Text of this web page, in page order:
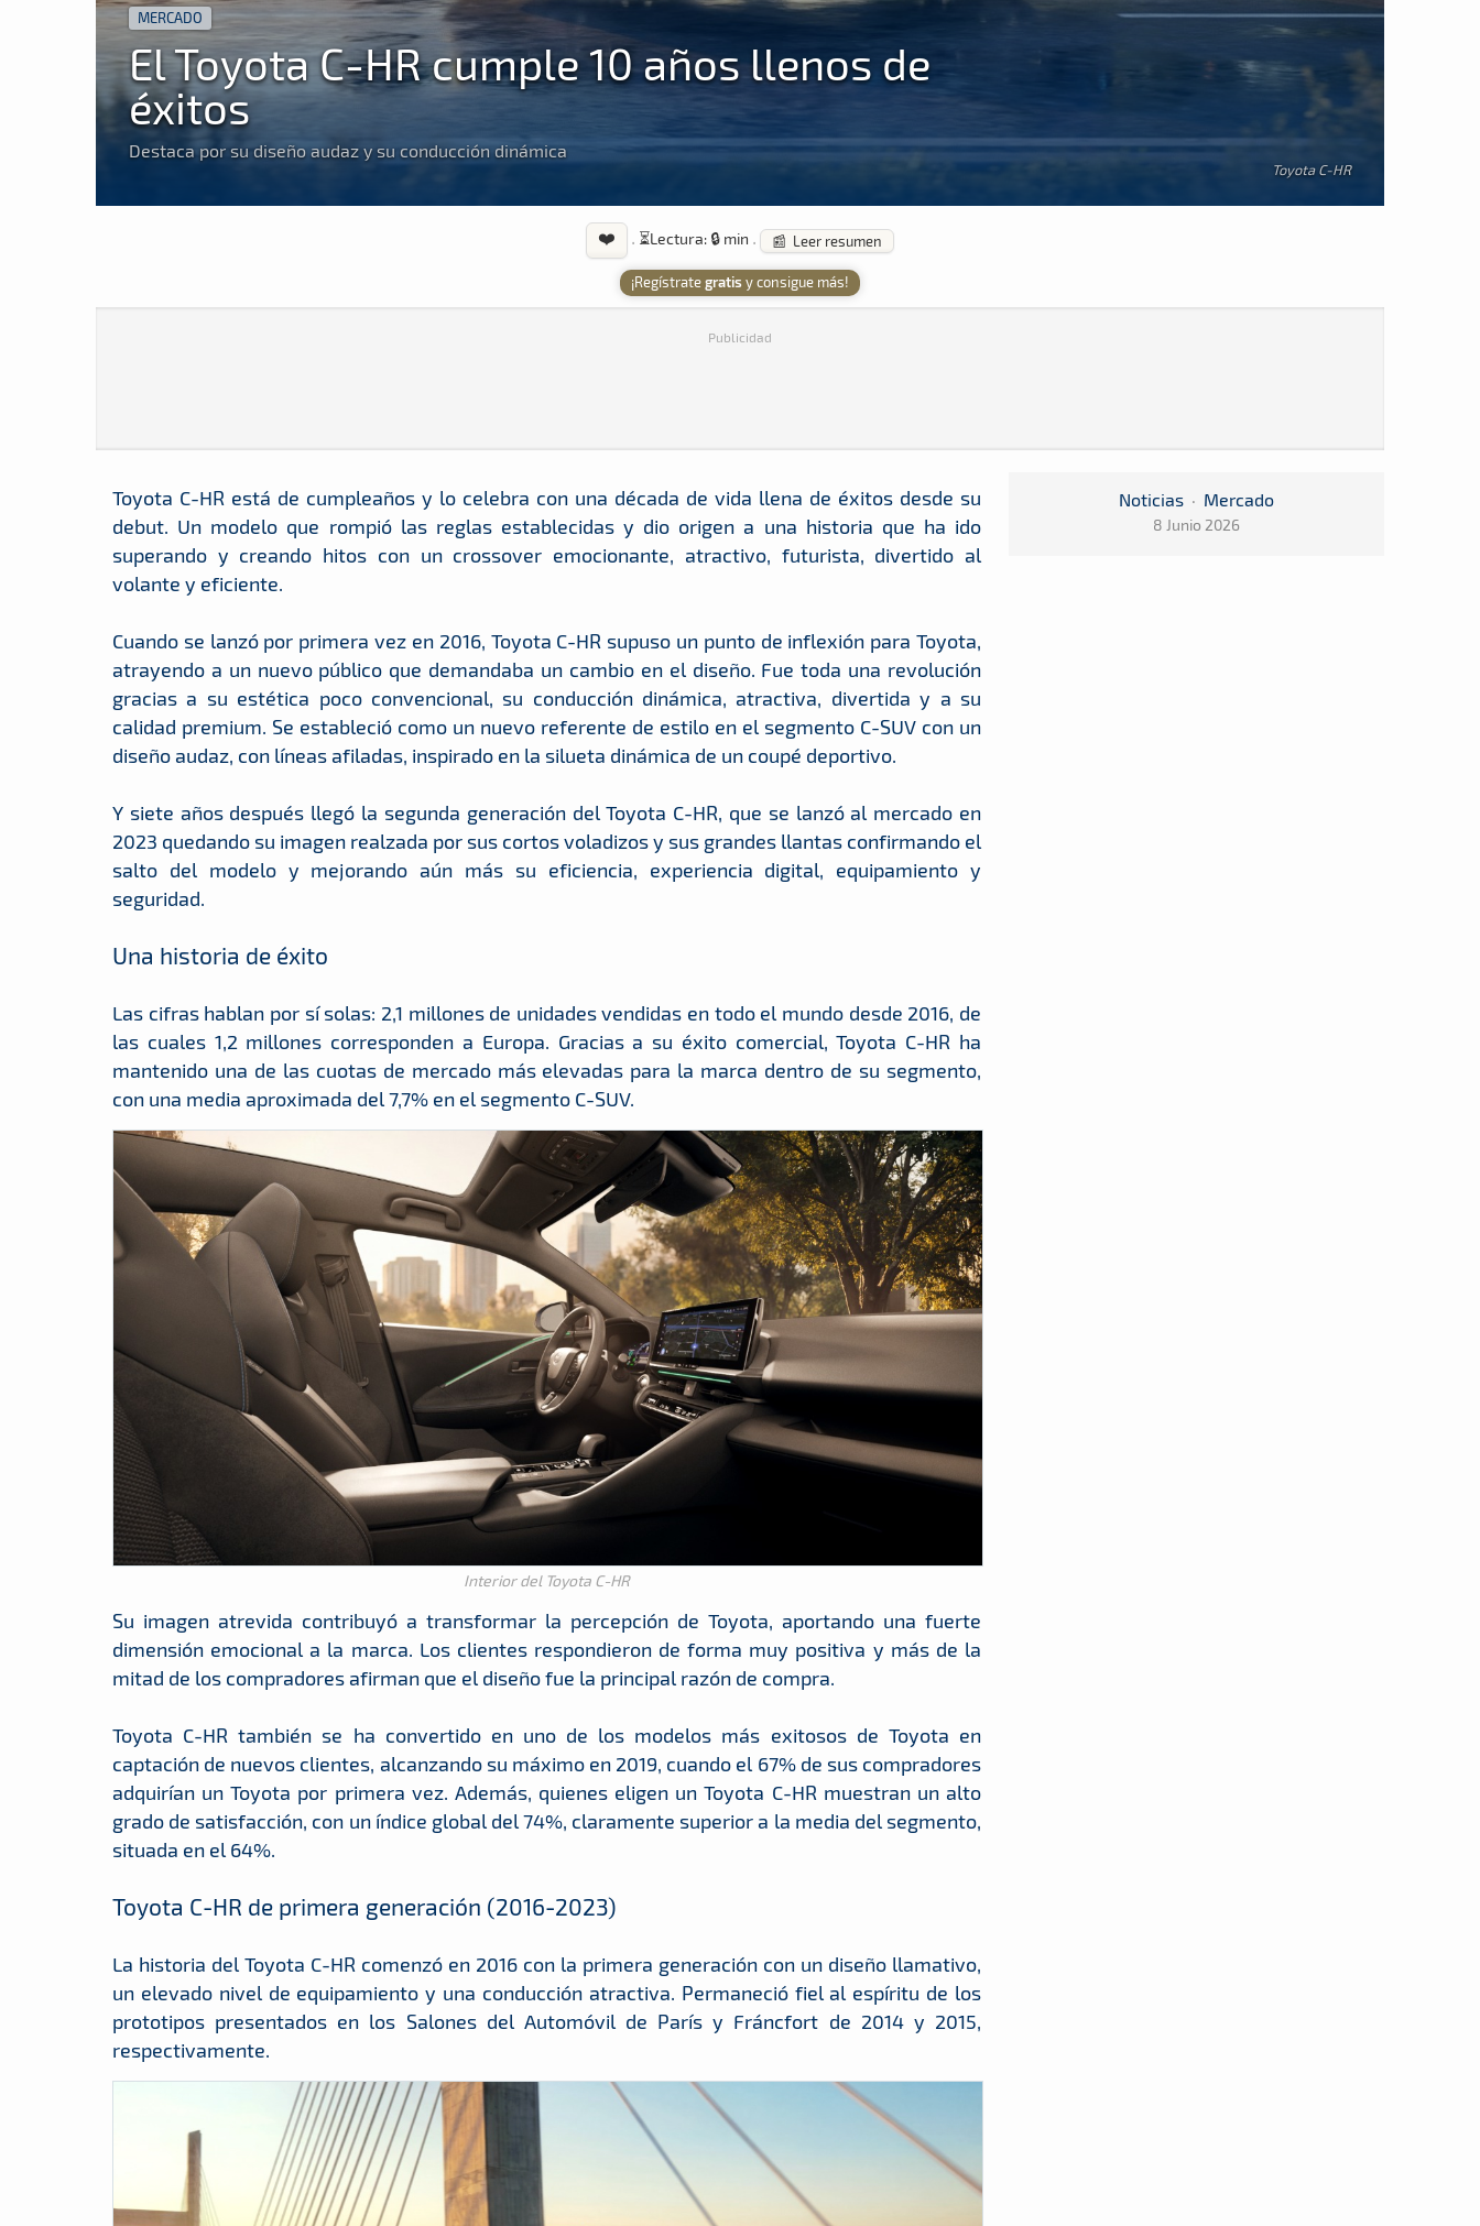
MERCADO
El Toyota C-HR cumple 10 años llenos de
éxitos
Destaca por su diseño audaz y su conducción dinámica
Toyota C-HR
❤️ · ⏳Lectura: 🔒 min · 📰 Leer resumen
¡Regístrategratis y consigue más!
Publicidad
Noticias · Mercado
8 Junio 2026
Toyota C-HR está de cumpleaños y lo celebra con una década de vida llena de éxitos desde su
debut. Un modelo que rompió las reglas establecidas y dio origen a una historia que ha ido
superando y creando hitos con un crossover emocionante, atractivo, futurista, divertido al
volante y eficiente.
Cuando se lanzó por primera vez en 2016, Toyota C-HR supuso un punto de inflexión para Toyota,
atrayendo a un nuevo público que demandaba un cambio en el diseño. Fue toda una revolución
gracias a su estética poco convencional, su conducción dinámica, atractiva, divertida y a su
calidad premium. Se estableció como un nuevo referente de estilo en el segmento C-SUV con un
diseño audaz, con líneas afiladas, inspirado en la silueta dinámica de un coupé deportivo.
Y siete años después llegó la segunda generación del Toyota C-HR, que se lanzó al mercado en
2023 quedando su imagen realzada por sus cortos voladizos y sus grandes llantas confirmando el
salto del modelo y mejorando aún más su eficiencia, experiencia digital, equipamiento y
seguridad.
Una historia de éxito
Las cifras hablan por sí solas: 2,1 millones de unidades vendidas en todo el mundo desde 2016, de
las cuales 1,2 millones corresponden a Europa. Gracias a su éxito comercial, Toyota C-HR ha
mantenido una de las cuotas de mercado más elevadas para la marca dentro de su segmento,
con una media aproximada del 7,7% en el segmento C-SUV.
Interior del Toyota C-HR
Su imagen atrevida contribuyó a transformar la percepción de Toyota, aportando una fuerte
dimensión emocional a la marca. Los clientes respondieron de forma muy positiva y más de la
mitad de los compradores afirman que el diseño fue la principal razón de compra.
Toyota C-HR también se ha convertido en uno de los modelos más exitosos de Toyota en
captación de nuevos clientes, alcanzando su máximo en 2019, cuando el 67% de sus compradores
adquirían un Toyota por primera vez. Además, quienes eligen un Toyota C-HR muestran un alto
grado de satisfacción, con un índice global del 74%, claramente superior a la media del segmento,
situada en el 64%.
Toyota C-HR de primera generación (2016-2023)
La historia del Toyota C-HR comenzó en 2016 con la primera generación con un diseño llamativo,
un elevado nivel de equipamiento y una conducción atractiva. Permaneció fiel al espíritu de los
prototipos presentados en los Salones del Automóvil de París y Fráncfort de 2014 y 2015,
respectivamente.